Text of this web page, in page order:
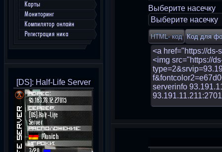
Карты
Мониторинг
Компилятор онлайн
Регистрация ника
[DS]: Half-Life Server
Выберите насечку
Выберите насечку